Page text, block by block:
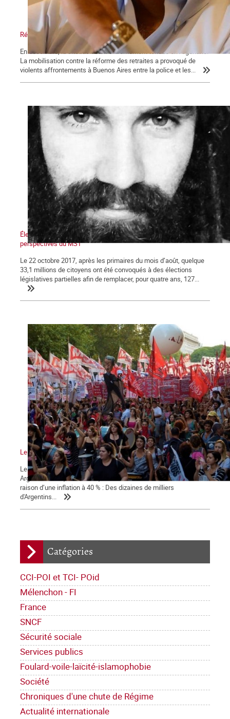
Catégories
CCI-POI et TCI- POid
Mélenchon - FI
France
SNCF
Sécurité sociale
Services publics
Foulard-voile-laïcité-islamophobie
Société
Chroniques d'une chute de Régime
Actualité internationale
Réforme des retraites en Argentine : le bras de fer
En décembre, la situation était extrêmement tendue en Argentine.
La mobilisation contre la réforme des retraites a provoqué de
violents affrontements à Buenos Aires entre la police et les...
Élections en Argentine : La déroute du péronisme et les
perspectives du MST
Le 22 octobre 2017, après les primaires du mois d’août, quelque
33,1 millions de citoyens ont été convoqués à des élections
législatives partielles afin de remplacer, pour quatre ans, 127...
Le mouvement vers la grève générale
Les statistiques indiquent une amorce de reprise économique en
Argentine mais, dans la rue, la tension sociale s'accentue en
raison d’une inflation à 40 % : Des dizaines de milliers
d'Argentins...